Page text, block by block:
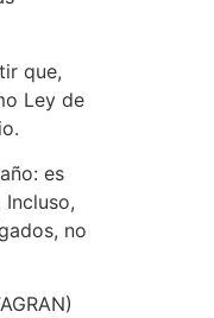
que,
Ley de
es
no